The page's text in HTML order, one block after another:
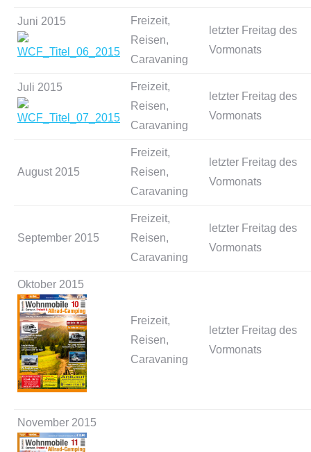
Juni 2015
Freizeit,
Reisen,
Caravaning
letzter Freitag des
Vormonats
Juli 2015
Freizeit,
Reisen,
Caravaning
letzter Freitag des
Vormonats
August 2015
Freizeit,
Reisen,
Caravaning
letzter Freitag des
Vormonats
September 2015
Freizeit,
Reisen,
Caravaning
letzter Freitag des
Vormonats
Oktober 2015
Freizeit,
Reisen,
Caravaning
letzter Freitag des
Vormonats
November 2015